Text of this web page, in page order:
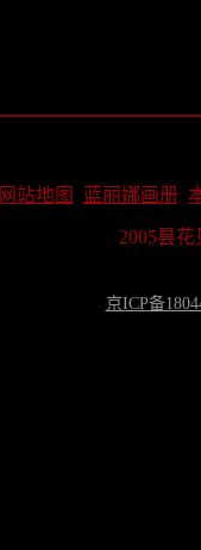
网站地图 蓝丽娜画册
2005昙
京ICP备